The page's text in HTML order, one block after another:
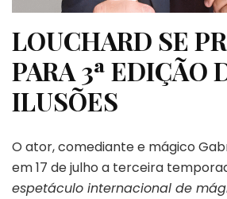
LOUCHARD SE
PARA 3ª EDIÇÃO
ILUSÕES
O ator, comediante e mágico
em 17 de julho a terceira
espetáculo internacional de